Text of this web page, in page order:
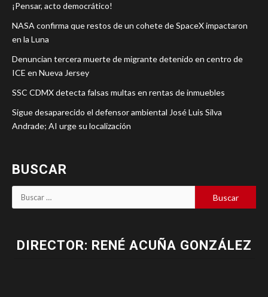
¡Pensar, acto democrático!
NASA confirma que restos de un cohete de SpaceX impactaron
en la Luna
Denuncian tercera muerte de migrante detenido en centro de
ICE en Nueva Jersey
SSC CDMX detecta falsas multas en rentas de inmuebles
Sigue desaparecido el defensor ambiental José Luis Silva
Andrade; AI urge su localización
BUSCAR
DIRECTOR: RENÉ ACUÑA GONZÁLEZ